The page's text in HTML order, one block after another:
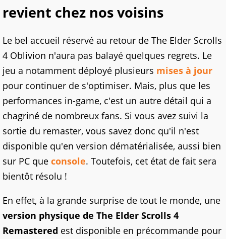
revient chez nos voisins
Le bel accueil réservé au retour de The Elder Scrolls
4 Oblivion n'aura pas balayé quelques regrets. Le
jeu a notamment déployé plusieurs mises à jour
pour continuer de s'optimiser. Mais, plus que les
performances in-game, c'est un autre détail qui a
chagriné de nombreux fans. Si vous avez suivi la
sortie du remaster, vous savez donc qu'il n'est
disponible qu'en version dématérialisée, aussi bien
sur PC que console. Toutefois, cet état de fait sera
bientôt résolu !
En effet, à la grande surprise de tout le monde, une
version physique de The Elder Scrolls 4
Remastered est disponible en précommande pour